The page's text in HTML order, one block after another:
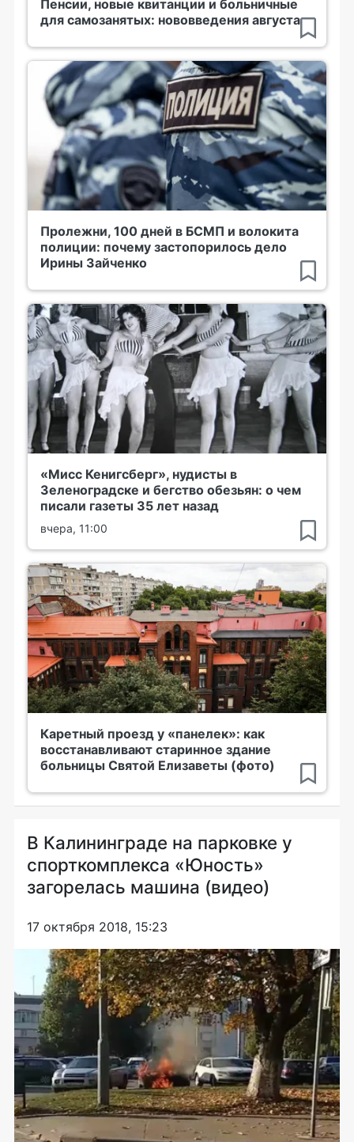
Пенсии, новые квитанции и больничные
для самозанятых: нововведения августа
Пролежни, 100 дней в БСМП и волокита
полиции: почему застопорилось дело
Ирины Зайченко
«Мисс Кенигсберг», нудисты в
Зеленоградске и бегство обезьян: о чем
писали газеты 35 лет назад
вчера, 11:00
Каретный проезд у «панелек»: как
восстанавливают старинное здание
больницы Святой Елизаветы (фото)
В Калининграде на парковке у
спорткомплекса «Юность»
загорелась машина (видео)
17 октября 2018, 15:23